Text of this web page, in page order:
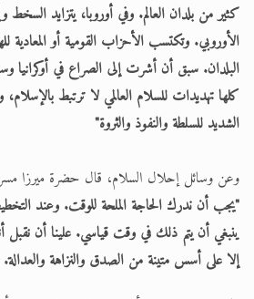
كثير من بلدان العالم. وفي أوروبا، يتزايد السخط
الأوروبي. وتكتسب الأحزاب القومية أو المعادية
البلدان. سبق أن أشرت إلى الصراع في أوكرانيا
كلها تهديدات للسلام العالمي لا ترتبط بالإسلام،
الشديد للسلطة والنفوذ والثروة"
وعن وسائل إحلال السلام، قال حضرة ميرزا
"يجب أن ندرك الحاجة الملحة للوقت. وعند
ينبغي أن يتم ذلك في وقت قياسي. علينا أن نقبل
إلا على أسس متينة من الصدق والنزاهة